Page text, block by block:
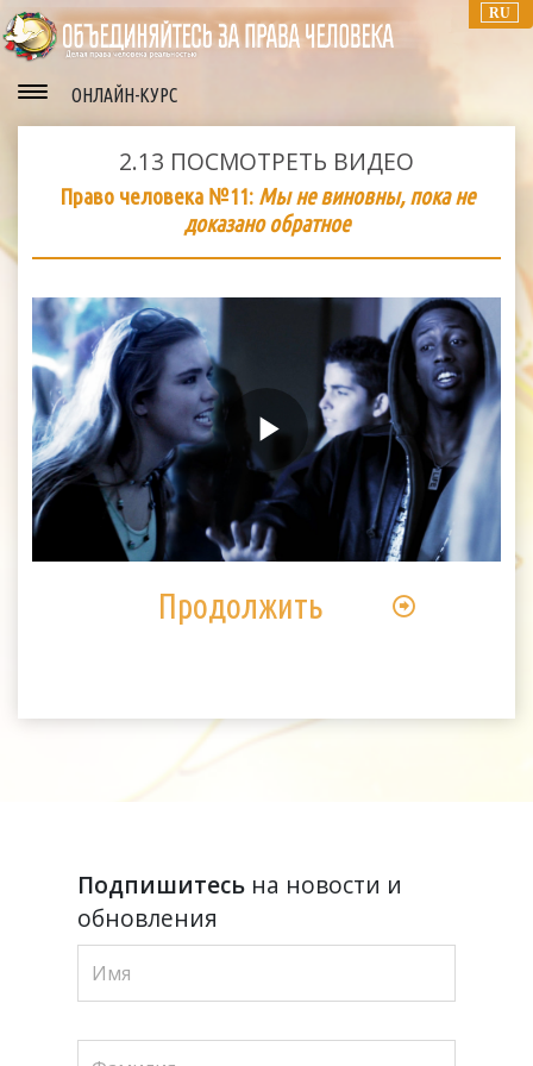
RU
ОНЛАЙН-КУРС
2.13 ПОСМОТРЕТЬ ВИДЕО
Право человека №11: Мы не виновны, пока не
доказано обратное
Play
Video
Продолжить
Подпишитесьна новости и
обновления